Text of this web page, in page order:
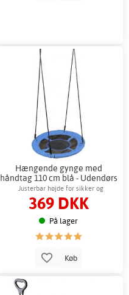
Hængende gynge med
håndtag 110 cm blå - Udendørs
leg og børn
Justerbar højde for sikker og
komfortabel udendørs leg
369 DKK
På lager
Køb